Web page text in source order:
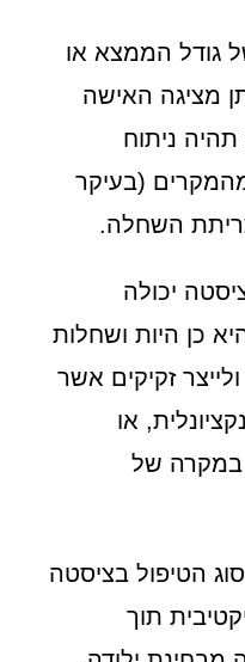
גודל הממצא או
מציגה האישה
ניתוח
(בעיקר
השחלה.
יכולה
כן היות ושחלות
זקיקים אשר
או
של
הטיפול בציסטה
תוך